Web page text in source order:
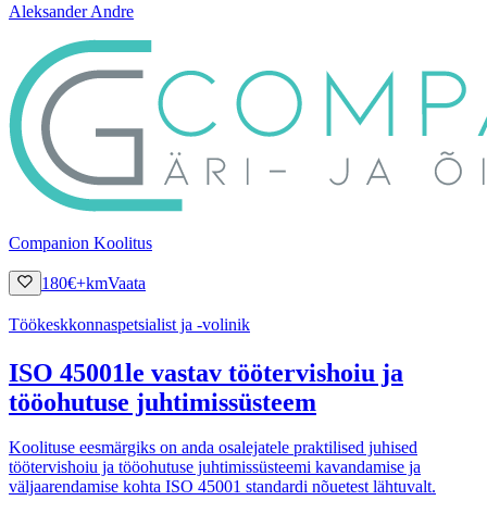
Aleksander Andre
Companion Koolitus
180€+kmVaata
Töökeskkonnaspetsialist ja -volinik
ISO 45001le vastav töötervishoiu ja
tööohutuse juhtimissüsteem
Koolituse eesmärgiks on anda osalejatele praktilised juhised
töötervishoiu ja tööohutuse juhtimissüsteemi kavandamise ja
väljaarendamise kohta ISO 45001 standardi nõuetest lähtuvalt.